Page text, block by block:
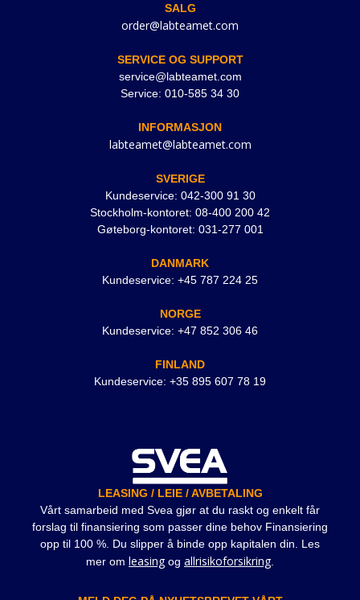
SALG
order@labteamet.com
SERVICE OG SUPPORT
service@labteamet.com
Service: 010-585 34 30
INFORMASJON
labteamet@labteamet.com
SVERIGE
Kundeservice: 042-300 91 30
Stockholm-kontoret: 08-400 200 42
Gøteborg-kontoret: 031-277 001
DANMARK
Kundeservice: +45 787 224 25
NORGE
Kundeservice: +47 852 306 46
FINLAND
Kundeservice: +35 895 607 78 19
LEASING / LEIE / AVBETALING
Vårt samarbeid med Svea gjør at du raskt og enkelt får
forslag til finansiering som passer dine behov Finansiering
opp til 100 %. Du slipper å binde opp kapitalen din. Les
mer om leasingog allrisikoforsikring.